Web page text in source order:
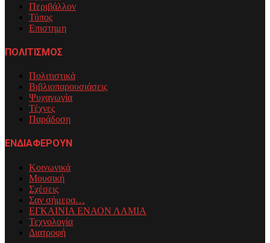
Περιβάλλον
Τύπος
Επιστημη
ΠΟΛΙΤΙΣΜΟΣ
Πολιτιστικά
Βιβλιοπαρουσιάσεις
Ψυχαγωγία
Τέχνες
Παράδοση
ΕΝΔΙΑΦΕΡΟΥΝ
Κοινωνικά
Μουσική
Σχέσεις
Σαν σήμερα…
ΕΓΚΑΙΝΙΑ ΕΝΑΟΝ ΛΑΜΙΑ
Τεχνολογία
Διατροφή